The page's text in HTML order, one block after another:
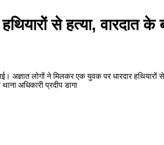
से हत्या, वारदात के
अज्ञात लोगों ने मिलकर एक युवक पर धारदार हथियारों
अधिकारी प्रदीप डागा